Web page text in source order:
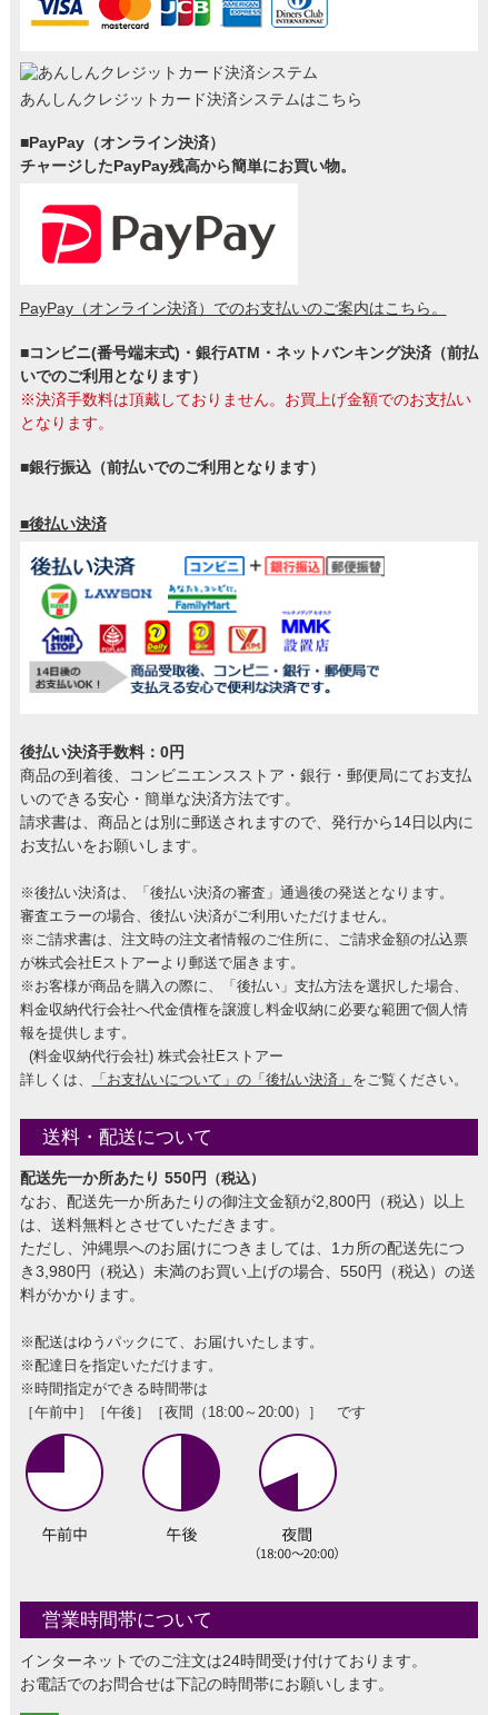
あんしんクレジットカード決済システムはこちら
■PayPay（オンライン決済）
チャージしたPayPay残高から簡単にお買い物。
PayPay（オンライン決済）でのお支払いのご案内はこちら。
■コンビニ(番号端末式)・銀行ATM・ネットバンキング決済（前払
いでのご利用となります）
※決済手数料は頂戴しておりません。お買上げ金額でのお支払い
となります。
■銀行振込（前払いでのご利用となります）
■後払い決済
後払い決済手数料：0円
商品の到着後、コンビニエンスストア・銀行・郵便局にてお支払
いのできる安心・簡単な決済方法です。
請求書は、商品とは別に郵送されますので、発行から14日以内に
お支払いをお願いします。
※後払い決済は、「後払い決済の審査」通過後の発送となります。
審査エラーの場合、後払い決済がご利用いただけません。
※ご請求書は、注文時の注文者情報のご住所に、ご請求金額の払込票
が株式会社Eストアーより郵送で届きます。
※お客様が商品を購入の際に、「後払い」支払方法を選択した場合、
料金収納代行会社へ代金債権を譲渡し料金収納に必要な範囲で個人情
報を提供します。
(料金収納代行会社) 株式会社Eストアー
詳しくは、
「お支払いについて」の「後払い決済」 をご覧ください。
送料・配送について
配送先一か所あたり 550円 （税込）
なお、配送先一か所あたりの御注文金額が2,800円（税込）以上
は、送料無料とさせていただきます。
ただし、沖縄県へのお届けにつきましては、1カ所の配送先につ
き3,980円（税込）未満のお買い上げの場合、550円（税込）の送
料がかかります。
※配送はゆうパックにて、お届けいたします。
※配達日を指定いただけます。
※時間指定ができる時間帯は
［午前中］［午後］［夜間（18:00～20:00）］ です
営業時間帯について
インターネットでのご注文は24時間受け付けております。
お電話でのお問合せは下記の時間帯にお願いします。